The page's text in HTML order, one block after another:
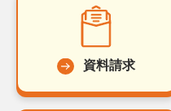
資料請求